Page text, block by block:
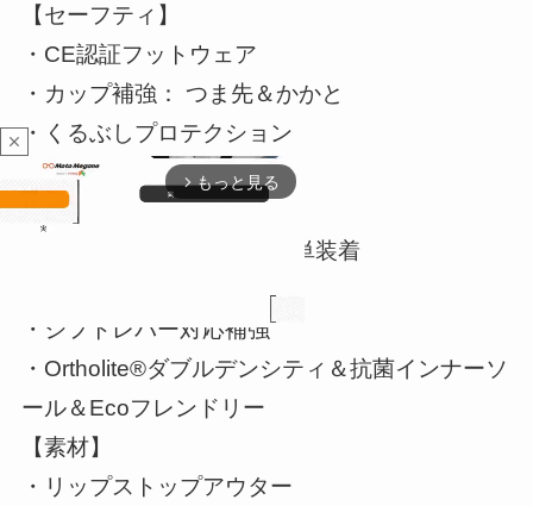
【セーフティ】
・CE認証フットウェア
・カップ補強： つま先＆かかと
・くるぶしプロテクション
【特徴】
・リップストップアウター
・内側ファスナーにより簡単装着
・シフトレバー対応補強
・Ortholite®ダブルデンシティ＆抗菌インナーソ
ール＆Ecoフレンドリー
【素材】
・リップストップアウター
close
arrow_forward_ios もっと見る
u